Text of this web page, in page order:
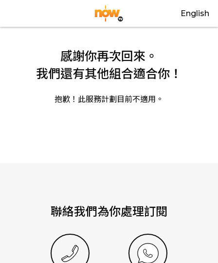
English
感謝你再次回來。
我們還有其他組合適合你！
抱歉！此服務計劃目前不適用。
聯絡我們為你處理訂閱